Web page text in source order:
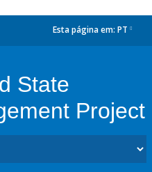
Esta página em: PT
State
Project